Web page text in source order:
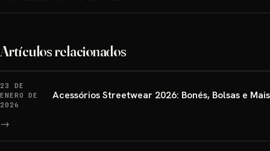
Artículos relacionados
23 DE
ENERO DE
2026
Acessórios Streetwear 2026: Bonés, Bolsas e Mais
→